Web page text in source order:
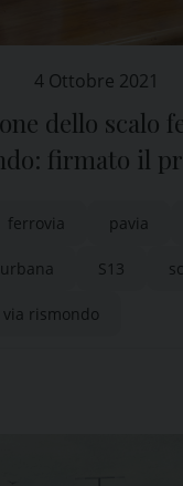
4 Ottobre 2021
dello scalo
firmato il
ferrovia pavia
S13
via rismondo